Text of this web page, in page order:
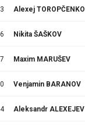
Alexej TOROPČENKO
Nikita ŠAŠKOV
Maxim MARUŠEV
0 Venjamin BARANOV
4 Aleksandr ALEXEJEV